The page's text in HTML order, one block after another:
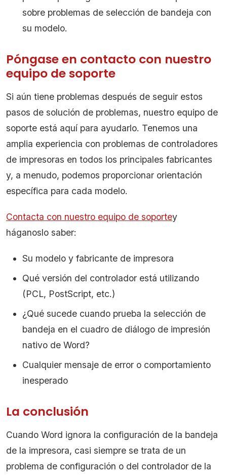
sobre problemas de selección de bandeja con
su modelo.
Póngase en contacto con nuestro
equipo de soporte
Si aún tiene problemas después de seguir estos
pasos de solución de problemas, nuestro equipo de
soporte está aquí para ayudarlo. Tenemos una
amplia experiencia con problemas de controladores
de impresoras en todos los principales fabricantes
y, a menudo, podemos proporcionar orientación
específica para cada modelo.
Contacta con nuestro equipo de soportey
háganoslo saber:
Su modelo y fabricante de impresora
Qué versión del controlador está utilizando
(PCL, PostScript, etc.)
¿Qué sucede cuando prueba la selección de
bandeja en el cuadro de diálogo de impresión
nativo de Word?
Cualquier mensaje de error o comportamiento
inesperado
La conclusión
Cuando Word ignora la configuración de la bandeja
de la impresora, casi siempre se trata de un
problema de configuración o del controlador de la